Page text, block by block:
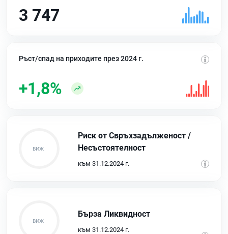
3 747
Ръст/спад на приходите през 2024 г.
+1,8%
Риск от Свръхзадълженост /
Несъстоятелност
към 31.12.2024 г.
Бърза Ликвидност
към 31.12.2024 г.